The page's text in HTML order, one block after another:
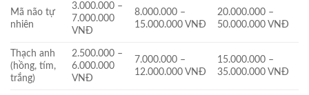
Mã não tự
nhiên
3.000.000 –
7.000.000
VNĐ
8.000.000 –
15.000.000 VNĐ
20.000.000 –
50.000.000 VNĐ
Thạch anh
(hồng, tím,
trắng)
2.500.000 –
6.000.000
VNĐ
7.000.000 –
12.000.000 VNĐ
15.000.000 –
35.000.000 VNĐ